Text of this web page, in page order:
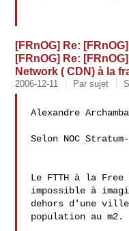
[FRnOG] Re:
[FRnOG] Re:
Network ( CDN) à la
2006-12-11 Par sujet
Alexandre
Selon NOC
Le FTTH à la
impossible à
dehors d'une ville
population au m2.